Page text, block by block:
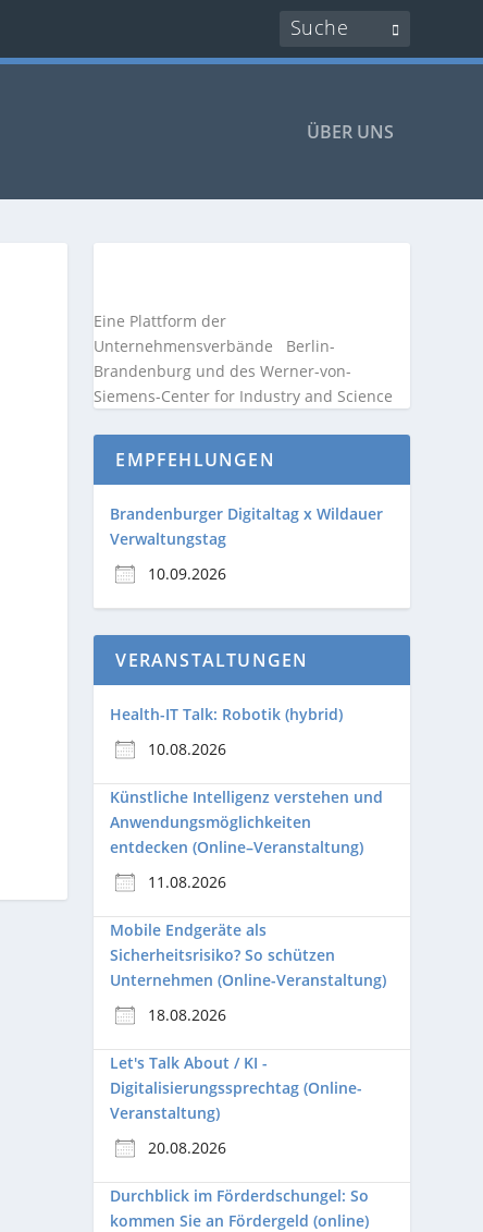
ÜBER UNS
Eine Plattform der
Unternehmensverbände Berlin-
Brandenburg und des Werner-von-
Siemens-Center for Industry and Science
EMPFEHLUNGEN
Brandenburger Digitaltag x Wildauer
Verwaltungstag
10.09.2026
VERANSTALTUNGEN
Health-IT Talk: Robotik (hybrid)
10.08.2026
Künstliche Intelligenz verstehen und
Anwendungsmöglichkeiten
entdecken (Online–Veranstaltung)
11.08.2026
Mobile Endgeräte als
Sicherheitsrisiko? So schützen
Unternehmen (Online-Veranstaltung)
18.08.2026
Let's Talk About / KI -
Digitalisierungssprechtag (Online-
Veranstaltung)
20.08.2026
Durchblick im Förderdschungel: So
kommen Sie an Fördergeld (online)